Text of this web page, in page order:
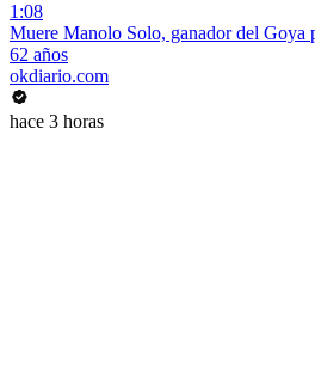
1:08
Muere Manolo Solo, ganador del Goya
62 años
okdiario.com
hace 3 horas